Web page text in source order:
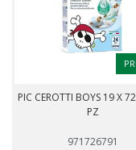
PIC CEROTTI BOYS 19 X
PZ
971726791